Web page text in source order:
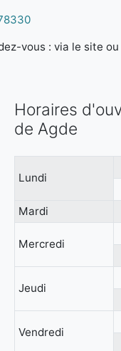
vous : via le site
Horaires
de Agde
Lundi
Mardi
Mercredi
Jeudi
Vendredi